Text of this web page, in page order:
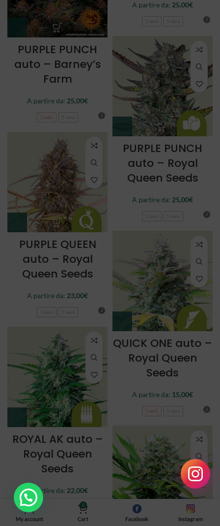
A partire da: 25,00€
PURPLE PUNCH
auto – Barney’s
Farm
A partire da: 25,00€
3 semi
PURPLE PUNCH
auto – Royal
Queen Seeds
A partire da: 25,00€
PURPLE QUEEN
auto – Royal
Queen Seeds
A partire da: 23,00€
QUICK ONE auto –
Royal Queen
Seeds
A partire da: 15,00€
3 semi
ROYAL AK auto –
Royal Queen
Seeds
A partire da: 22,00€
3 semi
My account
0
Cart Facebook Instagram